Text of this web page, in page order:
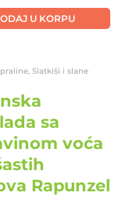
U KORPU
Slatkiši i slane
sa
voća
Rapunzel